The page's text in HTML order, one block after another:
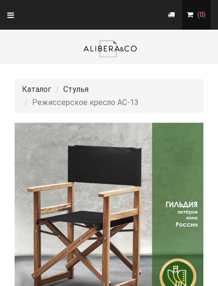
Toggle
navigation
(0)
Каталог
Стулья
Режиссерское кресло АС-13